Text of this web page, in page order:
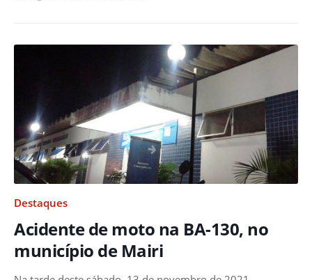
Destaques
Acidente de moto na BA-130, no
município de Mairi